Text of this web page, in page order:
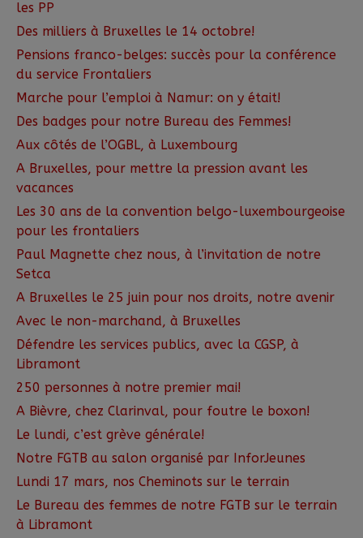
les PP
Des milliers à Bruxelles le 14 octobre!
Pensions franco-belges: succès pour la conférence
du service Frontaliers
Marche pour l’emploi à Namur: on y était!
Des badges pour notre Bureau des Femmes!
Aux côtés de l’OGBL, à Luxembourg
A Bruxelles, pour mettre la pression avant les
vacances
Les 30 ans de la convention belgo-luxembourgeoise
pour les frontaliers
Paul Magnette chez nous, à l’invitation de notre
Setca
A Bruxelles le 25 juin pour nos droits, notre avenir
Avec le non-marchand, à Bruxelles
Défendre les services publics, avec la CGSP, à
Libramont
250 personnes à notre premier mai!
A Bièvre, chez Clarinval, pour foutre le boxon!
Le lundi, c’est grève générale!
Notre FGTB au salon organisé par InforJeunes
Lundi 17 mars, nos Cheminots sur le terrain
Le Bureau des femmes de notre FGTB sur le terrain
à Libramont